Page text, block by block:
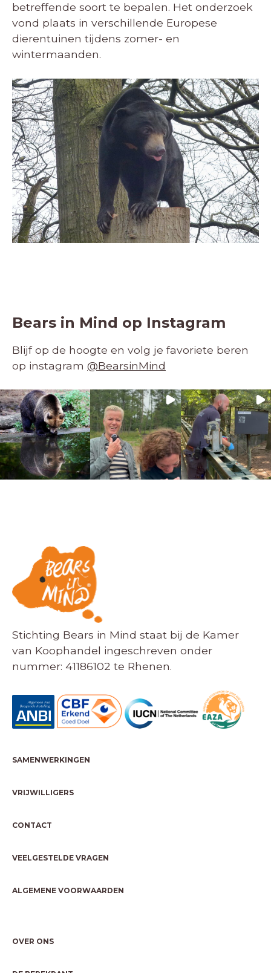
betreffende soort te bepalen. Het onderzoek
vond plaats in verschillende Europese
dierentuinen tijdens zomer- en
wintermaanden.
Bears in Mind op Instagram
Blijf op de hoogte en volg je favoriete beren
op instagram @BearsinMind
Stichting Bears in Mind staat bij de Kamer
van Koophandel ingeschreven onder
nummer: 41186102 te Rhenen.
SAMENWERKINGEN
VRIJWILLIGERS
CONTACT
VEELGESTELDE VRAGEN
ALGEMENE VOORWAARDEN
OVER ONS